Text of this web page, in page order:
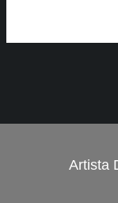
Artista